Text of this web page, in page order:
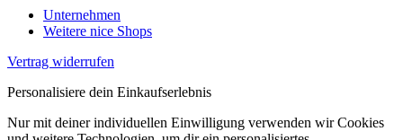
Unternehmen
Weitere nice Shops
Vertrag widerrufen
Personalisiere dein Einkaufserlebnis
Nur mit deiner individuellen Einwilligung verwenden wir Cookies